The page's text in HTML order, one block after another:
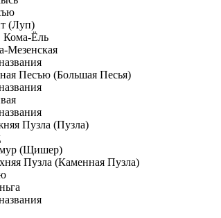
(Луп)
Кома-Ёль
Мезенская
Песъю (Большая Песья)
Пузла (Пузла)
(Щишер)
Пузла (Каменная Пузла)